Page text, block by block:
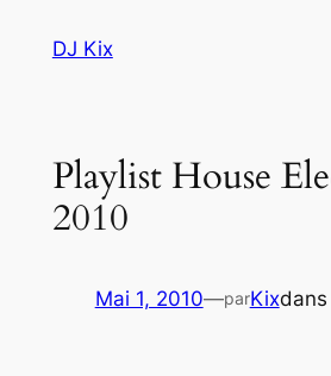
DJ Kix
Playlist House
2010
Mai 1, 2010—parKixdans